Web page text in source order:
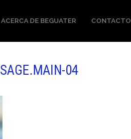
ACERCA DE BEGUATER CONTACTO
04